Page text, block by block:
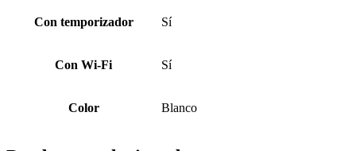
Con temporizador Sí
Con Wi-Fi Sí
Color Blanco